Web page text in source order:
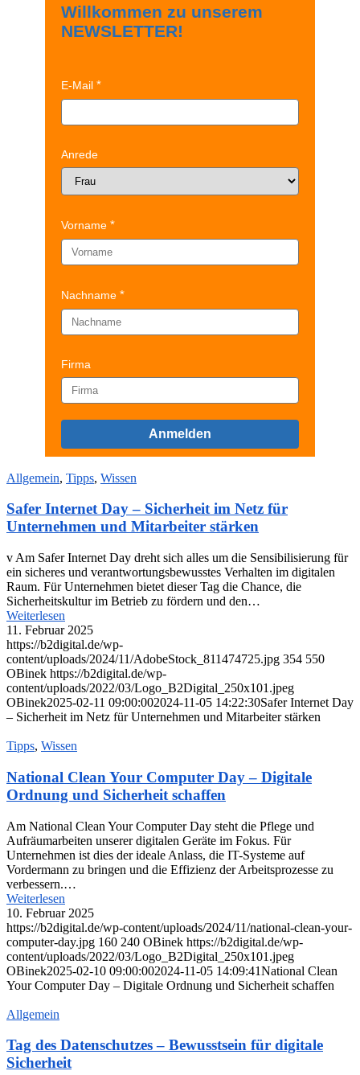
Willkommen zu unserem
NEWSLETTER!
E-Mail
Anrede
Vorname
Nachname
Firma
Anmelden
Allgemein, Tipps, Wissen
Safer Internet Day – Sicherheit im Netz für
Unternehmen und Mitarbeiter stärken
v Am Safer Internet Day dreht sich alles um die Sensibilisierung für
ein sicheres und verantwortungsbewusstes Verhalten im digitalen
Raum. Für Unternehmen bietet dieser Tag die Chance, die
Sicherheitskultur im Betrieb zu fördern und den…
Weiterlesen
11. Februar 2025
https://b2digital.de/wp-
content/uploads/2024/11/AdobeStock_811474725.jpg 354 550
OBinek https://b2digital.de/wp-
content/uploads/2022/03/Logo_B2Digital_250x101.jpeg
OBinek2025-02-11 09:00:002024-11-05 14:22:30Safer Internet Day
– Sicherheit im Netz für Unternehmen und Mitarbeiter stärken
Tipps, Wissen
National Clean Your Computer Day – Digitale
Ordnung und Sicherheit schaffen
Am National Clean Your Computer Day steht die Pflege und
Aufräumarbeiten unserer digitalen Geräte im Fokus. Für
Unternehmen ist dies der ideale Anlass, die IT-Systeme auf
Vordermann zu bringen und die Effizienz der Arbeitsprozesse zu
verbessern.…
Weiterlesen
10. Februar 2025
https://b2digital.de/wp-content/uploads/2024/11/national-clean-your-
computer-day.jpg 160 240 OBinek https://b2digital.de/wp-
content/uploads/2022/03/Logo_B2Digital_250x101.jpeg
OBinek2025-02-10 09:00:002024-11-05 14:09:41National Clean
Your Computer Day – Digitale Ordnung und Sicherheit schaffen
Allgemein
Tag des Datenschutzes – Bewusstsein für digitale
Sicherheit